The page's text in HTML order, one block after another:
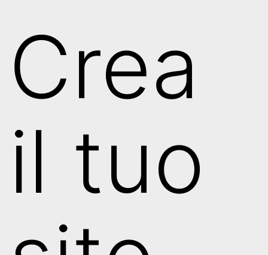
Crea
il tuo